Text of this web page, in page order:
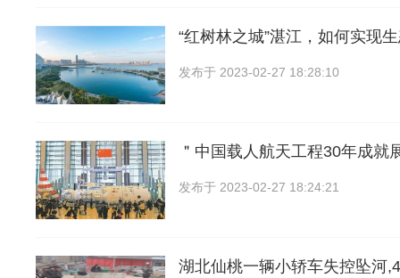
“红树林之城”湛江，如何实现
发布于 2023-02-27 18:28:10
＂中国载人航天工程30年成就
发布于 2023-02-27 18:24:21
湖北仙桃一辆小轿车失控坠河